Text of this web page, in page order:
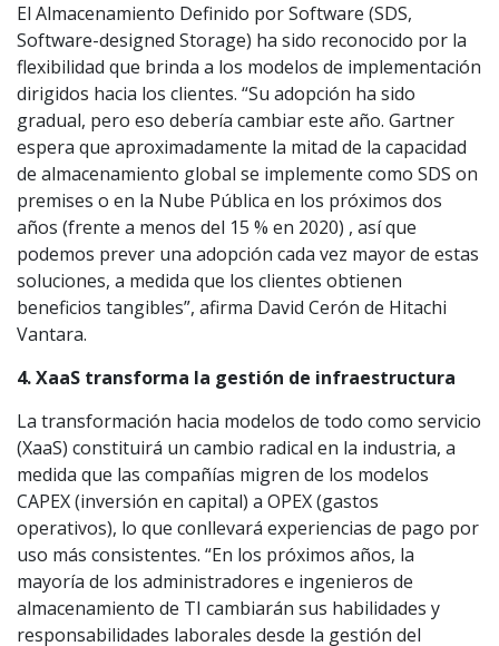
El Almacenamiento Definido por Software (SDS,
Software-designed Storage) ha sido reconocido por la
flexibilidad que brinda a los modelos de implementación
dirigidos hacia los clientes. “Su adopción ha sido
gradual, pero eso debería cambiar este año. Gartner
espera que aproximadamente la mitad de la capacidad
de almacenamiento global se implemente como SDS on
premises o en la Nube Pública en los próximos dos
años (frente a menos del 15 % en 2020) , así que
podemos prever una adopción cada vez mayor de estas
soluciones, a medida que los clientes obtienen
beneficios tangibles”, afirma David Cerón de Hitachi
Vantara.
4. XaaS transforma la gestión de infraestructura
La transformación hacia modelos de todo como servicio
(XaaS) constituirá un cambio radical en la industria, a
medida que las compañías migren de los modelos
CAPEX (inversión en capital) a OPEX (gastos
operativos), lo que conllevará experiencias de pago por
uso más consistentes. “En los próximos años, la
mayoría de los administradores e ingenieros de
almacenamiento de TI cambiarán sus habilidades y
responsabilidades laborales desde la gestión del